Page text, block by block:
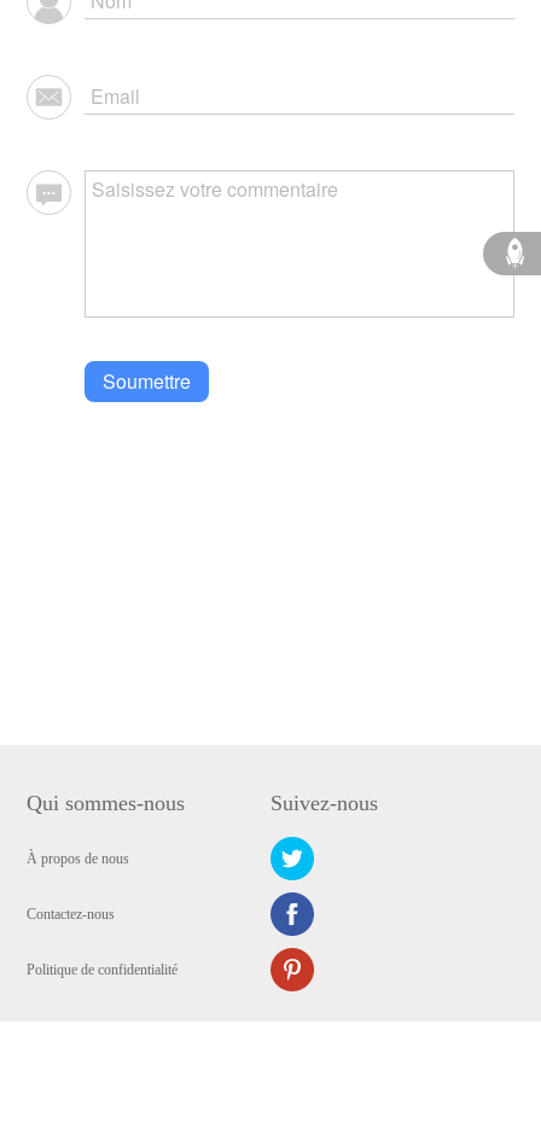
Soumettre
Qui sommes-nous
À propos de nous
Contactez-nous
Politique de confidentialité
Suivez-nous